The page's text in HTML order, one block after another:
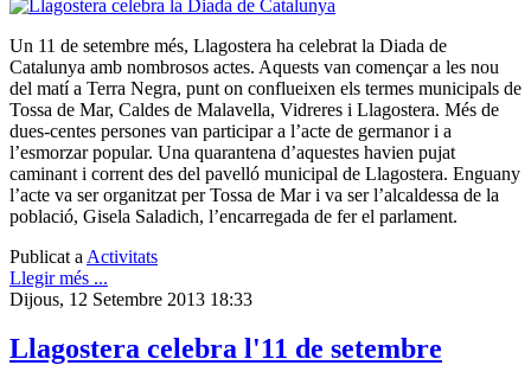
Un 11 de setembre més, Llagostera ha celebrat la Diada de
Catalunya amb nombrosos actes. Aquests van començar a les nou
del matí a Terra Negra, punt on conflueixen els termes municipals de
Tossa de Mar, Caldes de Malavella, Vidreres i Llagostera. Més de
dues-centes persones van participar a l’acte de germanor i a
l’esmorzar popular. Una quarantena d’aquestes havien pujat
caminant i corrent des del pavelló municipal de Llagostera. Enguany
l’acte va ser organitzat per Tossa de Mar i va ser l’alcaldessa de la
població, Gisela Saladich, l’encarregada de fer el parlament.
Publicat a Activitats
Llegir més ...
Dijous, 12 Setembre 2013 18:33
Llagostera celebra l'11 de setembre